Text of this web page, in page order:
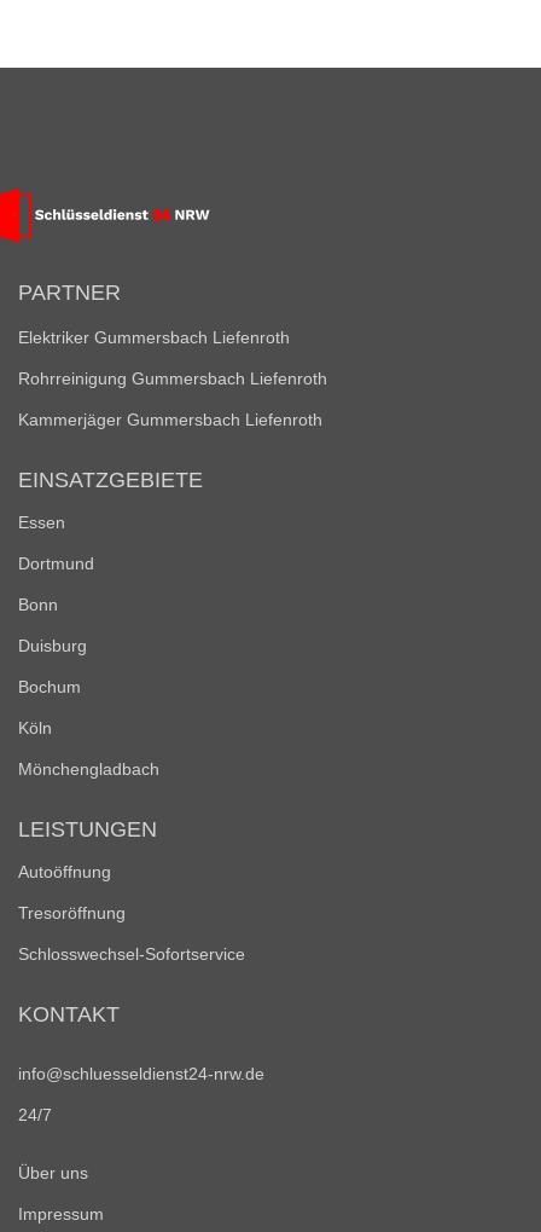
PARTNER
Elektriker Gummersbach Liefenroth
Rohrreinigung Gummersbach Liefenroth
Kammerjäger Gummersbach Liefenroth
EINSATZGEBIETE
Essen
Dortmund
Bonn
Duisburg
Bochum
Köln
Mönchengladbach
LEISTUNGEN
Autoöffnung
Tresoröffnung
Schlosswechsel-Sofortservice
KONTAKT
info@schluesseldienst24-nrw.de
24/7
Über uns
Impressum